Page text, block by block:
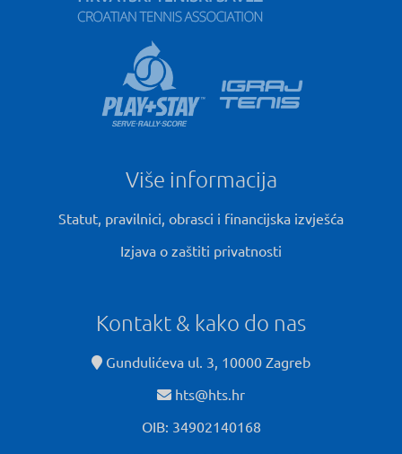
Više informacija
Statut, pravilnici, obrasci i financijska izvješća
Izjava o zaštiti privatnosti
Kontakt & kako do nas
Gundulićeva ul. 3, 10000 Zagreb
hts@hts.hr
OIB: 34902140168